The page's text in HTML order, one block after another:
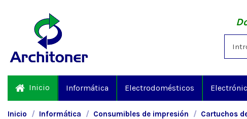
Inicio Informática Electrodomésticos
Inicio Informática Consumibles de impresión Cartuchos